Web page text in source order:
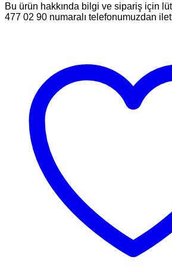
Bu ürün hakkında bilgi ve sipariş için
477 02 90 numaralı telefonumuzdan